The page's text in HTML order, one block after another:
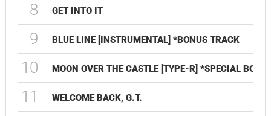
8 GET INTO IT
9 BLUE LINE [INSTRUMENTAL] *BONUS TRACK
10 MOON OVER THE CASTLE [TYPE-R] *SPECIAL
11 WELCOME BACK, G.T.